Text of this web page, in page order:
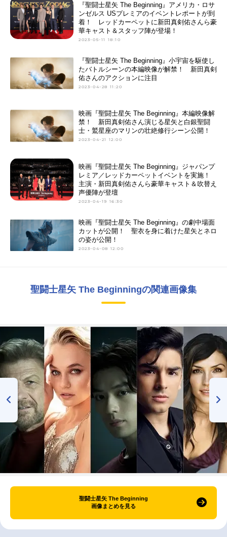
『聖闘士星矢 The Beginning』アメリカ・ロサ
ンゼルス USプレミアのイベントレポートが到
着！ レッドカーペットに新田真剣佑さんら豪
華キャスト＆スタッフ陣が登場！
2023-05-11 18:10
『聖闘士星矢 The Beginning』小宇宙を駆使し
たバトルシーンの本編映像が解禁！ 新田真剣
佑さんのアクションに注目
2023-04-28 11:20
映画『聖闘士星矢 The Beginning』本編映像解
禁！ 新田真剣佑さん演じる星矢と白銀聖闘
士・鷲星座のマリンの壮絶修行シーン公開！
2023-04-21 12:00
映画『聖闘士星矢 The Beginning』ジャパンプ
レミア／レッドカーペットイベントを実施！
主演・新田真剣佑さんら豪華キャスト＆吹替え
声優陣が登壇
2023-04-19 16:30
映画『聖闘士星矢 The Beginning』の劇中場面
カットが公開！ 聖衣を身に着けた星矢とネロ
の姿が公開！
2023-04-08 12:00
聖闘士星矢 The Beginningの関連画像集
聖闘士星矢 The Beginning
画像まとめを見る